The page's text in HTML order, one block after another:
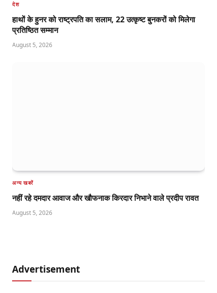
देश
हाथों के हुनर को राष्ट्रपति का सलाम, 22 उत्कृष्ट बुनकरों को मिलेगा
प्रतिष्ठित सम्मान
August 5, 2026
अन्य खबरें
नहीं रहे दमदार आवाज और खौफनाक किरदार निभाने वाले प्रदीप रावत
August 5, 2026
Advertisement